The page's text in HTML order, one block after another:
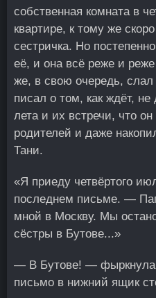
собственная комната в
квартире, к тому же
сестричка. Но
её, и она всё реже и
же, в свою очередь,
писал о том, как ждёт,
лета и их встречи, что
родителей и даже
Тани.
«Я приеду четвёртого
последнем письме. —
мной в Москву. Мы
сёстры в Бутове...»
— В Бутове! — фыркнула
письмо в нижний ящик